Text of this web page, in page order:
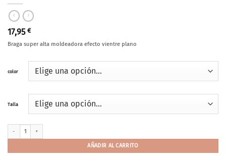
17,95 €
Braga super alta moldeadora efecto vientre plano
color
Talla
GISELA 0440 cantidad
AÑADIR AL CARRITO